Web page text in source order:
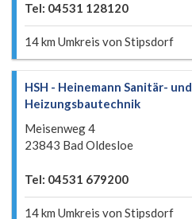
Tel: 04531 128120
14 km Umkreis von Stipsdorf
HSH - Heinemann Sanitär- und
Heizungsbautechnik
Meisenweg 4
23843 Bad Oldesloe
Tel: 04531 679200
14 km Umkreis von Stipsdorf